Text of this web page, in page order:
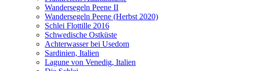
Wandersegeln Peene II
Wandersegeln Peene (Herbst 2020)
Schlei Flottille 2016
Schwedische Ostküste
Achterwasser bei Usedom
Sardinien, Italien
Lagune von Venedig, Italien